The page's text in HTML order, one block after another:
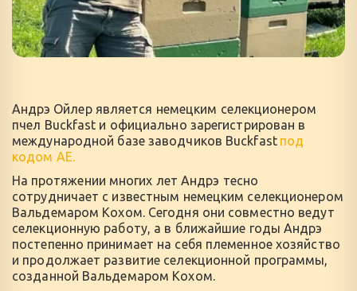
Андрэ Ойлер является немецким селекционером
пчел Buckfast и официально зарегистрирован в
международной базе заводчиков Buckfast под
кодом AE.
На протяжении многих лет Андрэ тесно
сотрудничает с известным немецким селекционером
Вальдемаром Кохом. Сегодня они совместно ведут
селекционную работу, а в ближайшие годы Андрэ
постепенно принимает на себя племенное хозяйство
и продолжает развитие селекционной программы,
созданной Вальдемаром Кохом.